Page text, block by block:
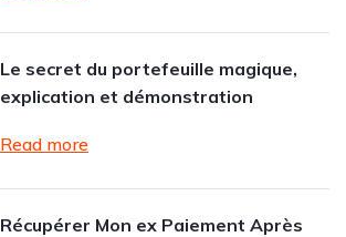
Le secret du portefeuille magique,
explication et démonstration
Read more
Récupérer Mon ex Paiement Après